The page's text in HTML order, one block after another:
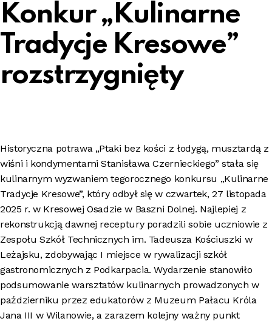
Konkur „Kulinarne
Tradycje Kresowe”
rozstrzygnięty
Historyczna potrawa „Ptaki bez kości z łodygą, musztardą z
wiśni i kondymentami Stanisława Czernieckiego” stała się
kulinarnym wyzwaniem tegorocznego konkursu „Kulinarne
Tradycje Kresowe”, który odbył się w czwartek, 27 listopada
2025 r. w Kresowej Osadzie w Baszni Dolnej. Najlepiej z
rekonstrukcją dawnej receptury poradzili sobie uczniowie z
Zespołu Szkół Technicznych im. Tadeusza Kościuszki w
Leżajsku, zdobywając I miejsce w rywalizacji szkół
gastronomicznych z Podkarpacia. Wydarzenie stanowiło
podsumowanie warsztatów kulinarnych prowadzonych w
październiku przez edukatorów z Muzeum Pałacu Króla
Jana III w Wilanowie, a zarazem kolejny ważny punkt